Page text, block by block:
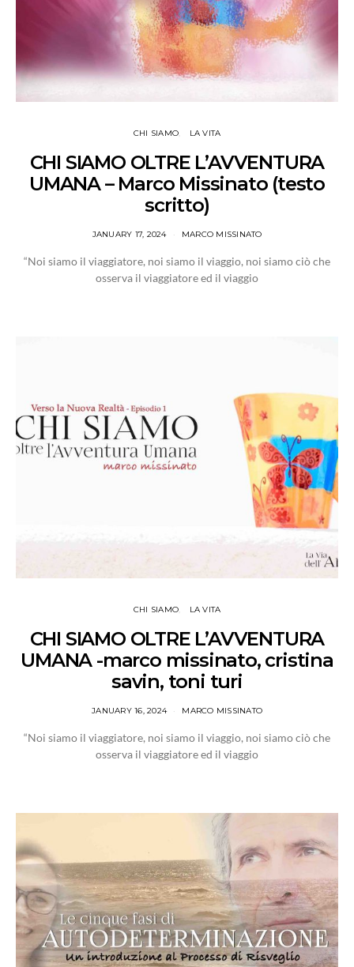
CHI SIAMO LA VITA
CHI SIAMO OLTRE L’AVVENTURA
UMANA – Marco Missinato (testo
scritto)
JANUARY 17, 2024 MARCO MISSINATO
“Noi siamo il viaggiatore, noi siamo il viaggio, noi siamo ciò che
osserva il viaggiatore ed il viaggio
CHI SIAMO LA VITA
CHI SIAMO OLTRE L’AVVENTURA
UMANA -marco missinato, cristina
savin, toni turi
JANUARY 16, 2024 MARCO MISSINATO
“Noi siamo il viaggiatore, noi siamo il viaggio, noi siamo ciò che
osserva il viaggiatore ed il viaggio